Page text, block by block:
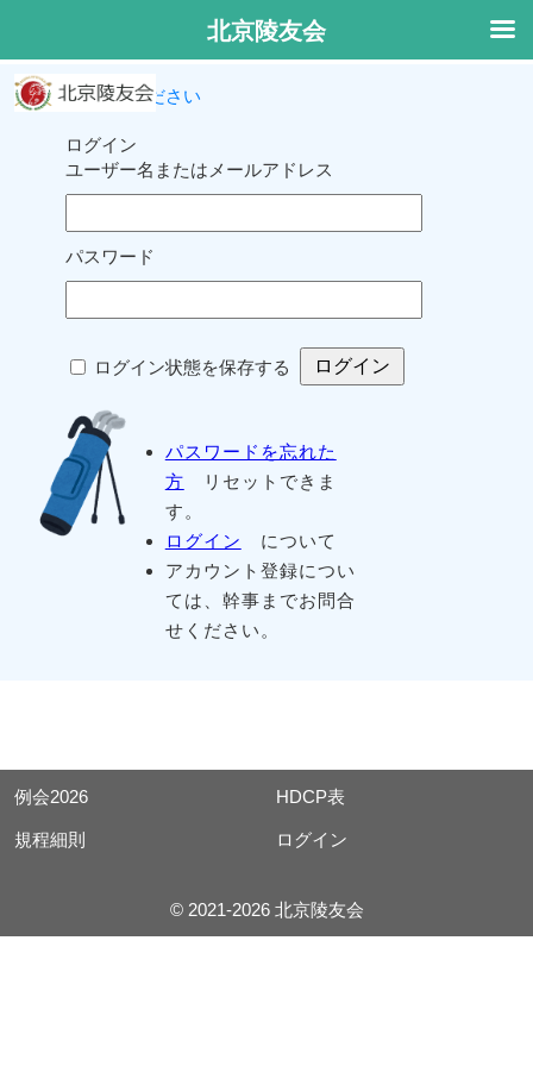
ログインしてください
ログイン
ユーザー名またはメールアドレス
パスワード
ログイン状態を保存する
パスワードを忘れた
方 リセットできま
す。
ログイン
について
アカウント登録につい
ては、幹事までお問合
せください。
例会2026 HDCP表
規程細則 ログイン
© 2021-2026 北京陵友会
北京陵友会